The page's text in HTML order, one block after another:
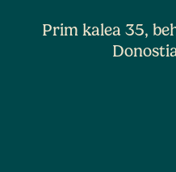
Prim kalea 35,